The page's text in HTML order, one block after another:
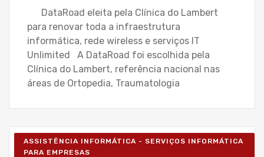
DataRoad eleita pela Clínica do Lambert
para renovar toda a infraestrutura
informática, rede wireless e serviços IT
Unlimited A DataRoad foi escolhida pela
Clínica do Lambert, referência nacional nas
áreas de Ortopedia, Traumatologia
ASSISTÊNCIA INFORMÁTICA - SERVIÇOS INFORMÁTICA
PARA EMPRESAS